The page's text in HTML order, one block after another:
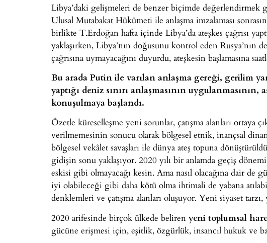
Libya’daki gelişmeleri de benzer biçimde
Ulusal Mutabakat Hükümeti ile anlaşma imzalaması
birlikte T.Erdoğan hafta içinde Libya’da ateşkes çağrısı
yaklaşırken, Libya’nın doğusunu kontrol eden Rusya’nın
çağrısına uymayacağını duyurdu, ateşkesin başlamasına
Bu arada Putin ile varılan anlaşma gereği, gerilim
yaptığı deniz sınırı anlaşmasının
konuşulmaya başlandı.
Özetle küreselleşme yeni sorunlar, çatışma alanları ortaya
verilmemesinin sonucu olarak bölgesel etnik, inançsal
bölgesel vekâlet savaşları ile dünya ateş topuna
gidişin sonu yaklaşıyor. 2020 yılı bir anlamda geçiş
eskisi gibi olmayacağı kesin. Ama nasıl olacağına dair de
iyi olabileceği gibi daha kötü olma ihtimali de yabana
denklemleri ve çatışma alanları oluşuyor. Yeni siyaset
2020 arifesinde birçok ülkede beliren yeni toplumsal
gücüne erişmesi için, eşitlik, özgürlük, insancıl hukuk ve